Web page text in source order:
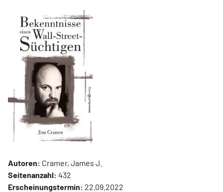
Autoren: Cramer, James J.
Seitenanzahl: 432
Erscheinungstermin: 22.09.2022